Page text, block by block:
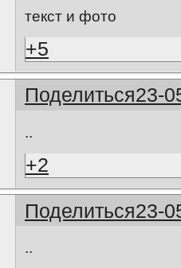
текст и фото
+5
Поделиться23-
..
+2
Поделиться23-
..